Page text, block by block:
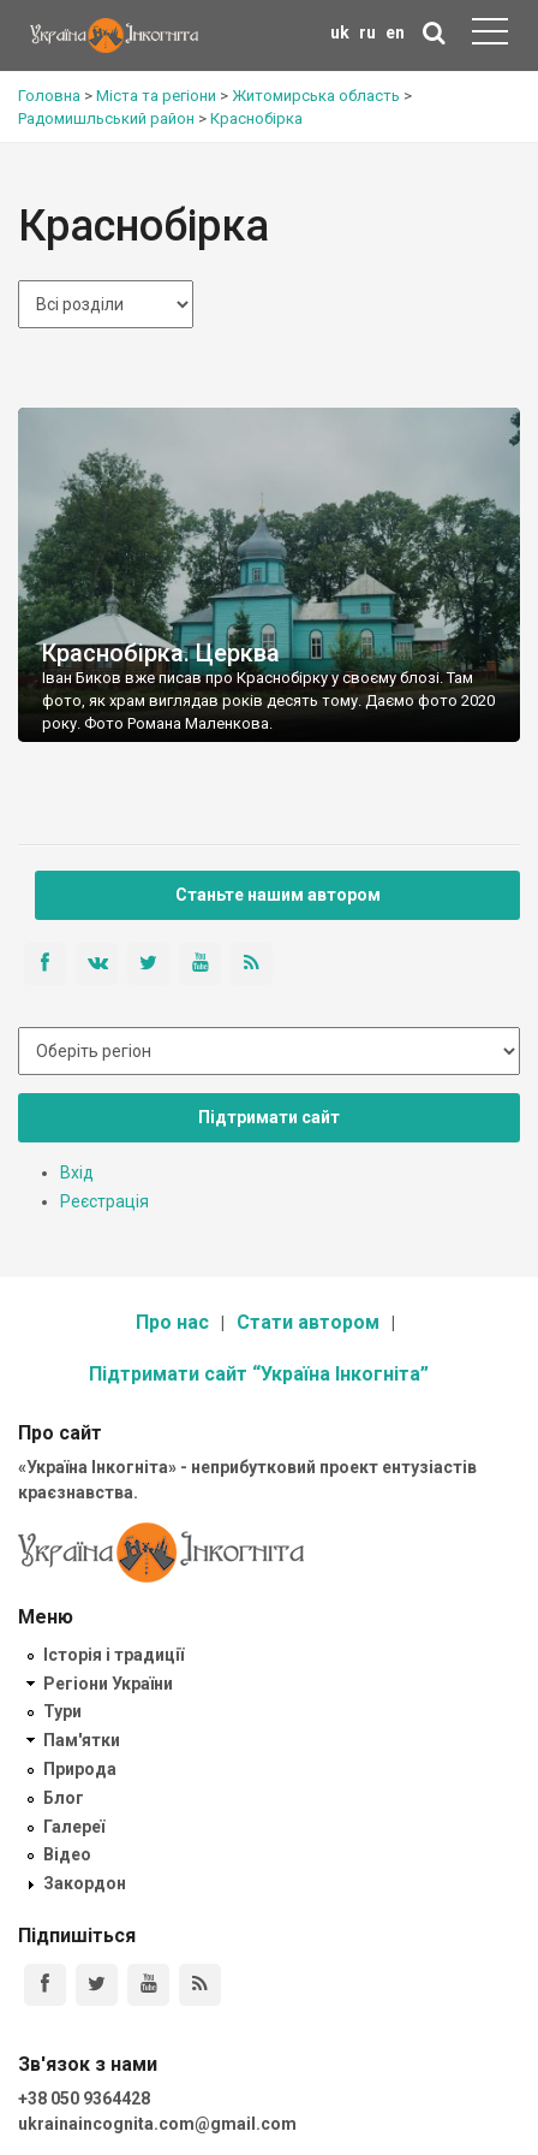
uk ru en
Головна > Міста та регіони > Житомирська область >
Радомишльський район > Краснобірка
Краснобірка
Краснобірка. Церква
Іван Биков вже писав про Краснобірку у своєму блозі. Там
фото, як храм виглядав років десять тому. Даємо фото 2020
року. Фото Романа Маленкова.
Станьте нашим автором
Підтримати сайт
Вхід
Реєстрація
Про нас Стати автором
Підтримати сайт “Україна Інкогніта”
Про сайт
«Україна Інкогніта» - неприбутковий проект ентузіастів
краєзнавства.
Меню
Історія і традиції
Регіони України
Тури
Пам'ятки
Природа
Блог
Галереї
Відео
Закордон
Підпишіться
Зв'язок з нами
+38 050 9364428
ukrainaincognita.com@gmail.com